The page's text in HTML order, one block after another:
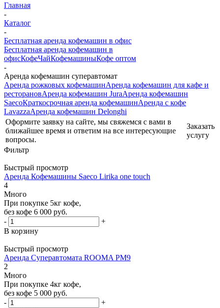
Главная
-
Каталог
-
Бесплатная аренда кофемашин в офис
Бесплатная аренда кофемашин в
офисКофеЧайКофемашиныКофе оптом
-
Аренда кофемашин суперавтомат
Аренда рожковых кофемашинАренда кофемашин для кафе и
ресторановАренда кофемашин JuraАренда кофемашин
SaecoКраткосрочная аренда кофемашинАренда с кофе
LavazzaАренда кофемашин Delonghi
Оформите заявку на сайте, мы свяжемся с вами в
ближайшее время и ответим на все интересующие
вопросы.
Заказать
услугу
Фильтр
Быстрый просмотр
Аренда Кофемашины Saeco Lirika one touch
4
Много
При покупке 5кг кофе,
без кофе 6 000 руб.
-
+
В корзину
Быстрый просмотр
Аренда Суперавтомата ROOMA PM9
2
Много
При покупке 4кг кофе,
без кофе 5 000 руб.
-
+